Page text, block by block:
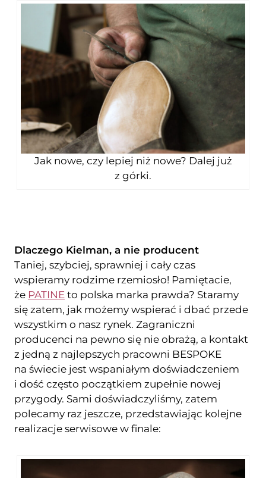
Jak nowe, czy lepiej niż nowe? Dalej już
z górki.
Dlaczego Kielman, a nie producent
Taniej, szybciej, sprawniej i cały czas
wspieramy rodzime rzemiosło! Pamiętacie,
że PATINE to polska marka prawda? Staramy
się zatem, jak możemy wspierać i dbać przede
wszystkim o nasz rynek. Zagraniczni
producenci na pewno się nie obrażą, a kontakt
z jedną z najlepszych pracowni BESPOKE
na świecie jest wspaniałym doświadczeniem
i dość często początkiem zupełnie nowej
przygody. Sami doświadczyliśmy, zatem
polecamy raz jeszcze, przedstawiając kolejne
realizacje serwisowe w finale: